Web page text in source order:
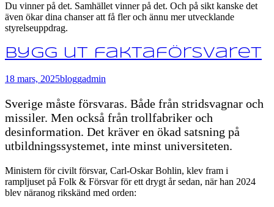
Du vinner på det. Samhället vinner på det. Och på sikt kanske det
även ökar dina chanser att få fler och ännu mer utvecklande
styrelseuppdrag.
Bygg ut faktaförsvaret
18 mars, 2025bloggadmin
Sverige måste försvaras. Både från stridsvagnar och
missiler. Men också från trollfabriker och
desinformation. Det kräver en ökad satsning på
utbildningssystemet, inte minst universiteten.
Ministern för civilt försvar, Carl-Oskar Bohlin, klev fram i
rampljuset på Folk & Försvar för ett drygt år sedan, när han 2024
blev näranog rikskänd med orden: